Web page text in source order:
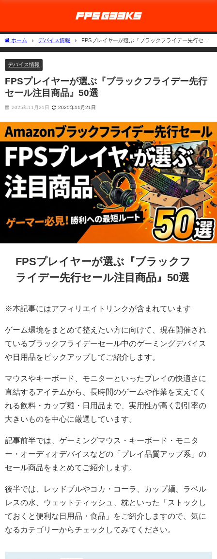
ホーム デバイス情報
FPSプレイヤーが選ぶ『ブラックフライデー先行セー
ル注目商品』50選
デバイス情報
FPSプレイヤーが選ぶ『ブラックフライデー先行
セール注目商品』50選
2025年11月21日 2025年11月21日
FPSプレイヤーが選ぶ『ブラックフ
ライデー先行セール注目商品』50選
※本記事にはアフィリエイトリンクが含まれています
ゲーム環境をまとめて整えたい方に向けて、現在開催され
ているブラックフライデーセール中のゲーミングデバイス
や日用品をピックアップしてご紹介します。
マウスやキーボード、モニターといったプレイの快適さに
直結するアイテムから、長時間のゲームや作業を支えてく
れる飲料・カップ麺・日用品まで、実用性が高く割引率の
大きいものを中心に厳選しています。
記事前半では、ゲーミングマウス・キーボード・モニタ
ー・オーディオデバイスなどの「プレイ品質アップ系」の
セール商品をまとめてご紹介します。
後半では、レッドブルやコカ・コーラ、カップ麺、ラベル
レスの水、ウェットティッシュ、枕といった「ストックし
ておくと便利な日用品・食品」をご紹介しますので、気に
なるカテゴリーからチェックしてみてください。